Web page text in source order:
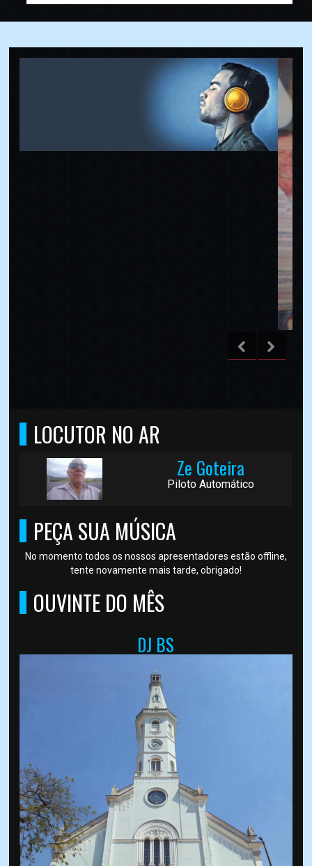
LOCUTOR NO AR
Ze Goteira
Piloto Automático
PEÇA SUA MÚSICA
No momento todos os nossos apresentadores estão offline,
tente novamente mais tarde, obrigado!
OUVINTE DO MÊS
DJ BS